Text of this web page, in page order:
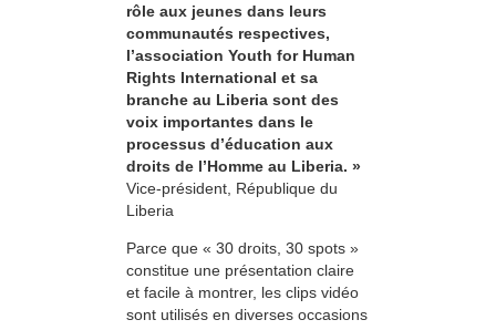
rôle aux jeunes dans leurs
communautés respectives,
l’association Youth for Human
Rights International et sa
branche au Liberia sont des
voix importantes dans le
processus d’éducation aux
droits de l’Homme au Liberia. »
Vice-président, République du
Liberia
Parce que « 30 droits, 30 spots »
constitue une présentation claire
et facile à montrer, les clips vidéo
sont utilisés en diverses occasions